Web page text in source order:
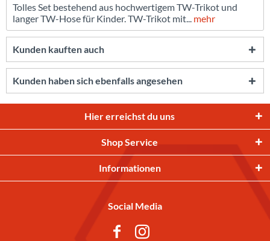
Tolles Set bestehend aus hochwertigem TW-Trikot und
langer TW-Hose für Kinder. TW-Trikot mit... mehr
Kunden kauften auch
Kunden haben sich ebenfalls angesehen
Hier erreichst du uns
Shop Service
Informationen
Social Media